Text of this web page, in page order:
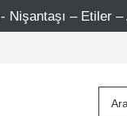
Etiler – Ataşehir